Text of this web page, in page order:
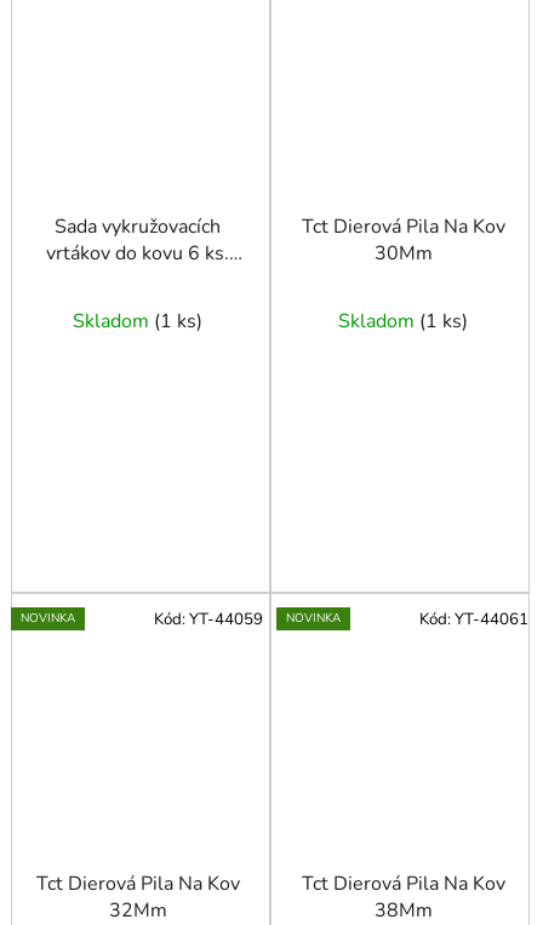
Sada vykružovacích
vrtákov do kovu 6 ks.
Skladom (1 ks)
Tct Dierová Pila Na Kov
30Mm
Skladom (1 ks)
NOVINKA
Tct Dierová Pila Na Kov
32Mm
Kód:YT-44059 NOVINKA
Tct Dierová Pila Na Kov
38Mm
Kód:YT-44061